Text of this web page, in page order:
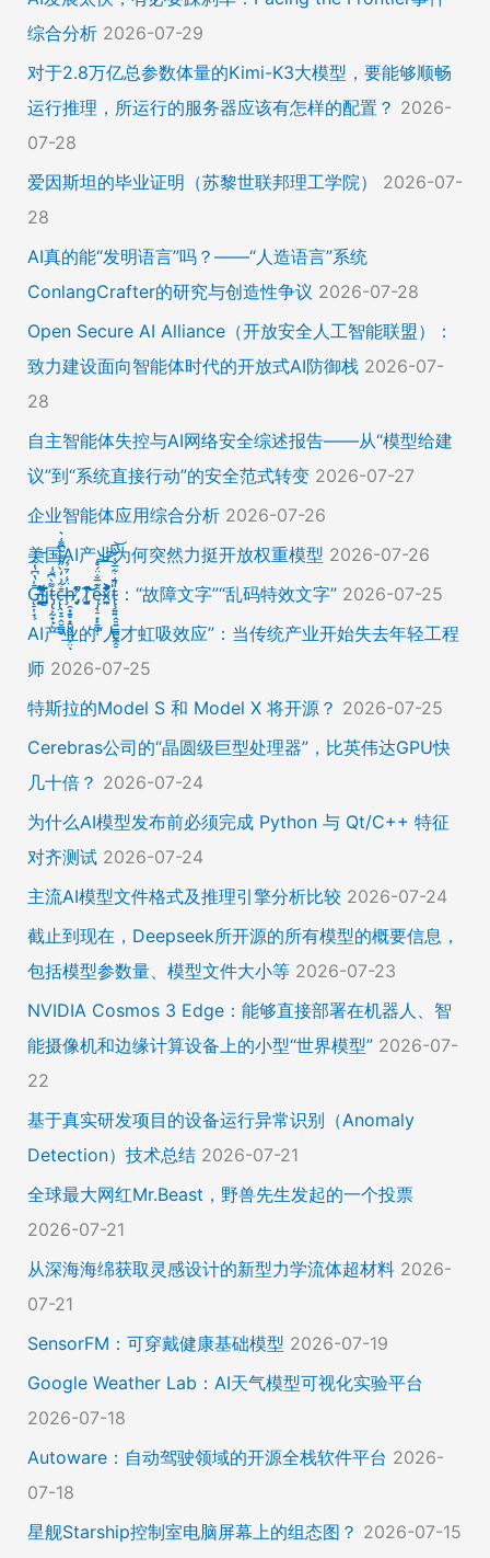
综合分析 2026-07-29
对于2.8万亿总参数体量的Kimi-K3大模型，要能够顺畅
运行推理，所运行的服务器应该有怎样的配置？ 2026-
07-28
爱因斯坦的毕业证明（苏黎世联邦理工学院）
2026-07-
28
AI真的能“发明语言”吗？——“人造语言”系统
ConlangCrafter的研究与创造性争议 2026-07-28
Open Secure AI Alliance（开放安全人工智能联盟）：
致力建设面向智能体时代的开放式AI防御栈 2026-07-
28
自主智能体失控与AI网络安全综述报告——从“模型给建
议”到“系统直接行动”的安全范式转变 2026-07-27
企业智能体应用综合分析 2026-07-26
美国AI产业为何突然力挺开放权重模型 2026-07-26
Ḡ̵̨̠͎̘͕̍̔͆̔͋͑͠ļ̸͍͈͉̞̊̑̃̉̔̍̾̈̚į̵̡̙̯͇̲̱̯̱̒͂͋̄t̴̡̢͕̰̟̙͌̀͆̐͑c̶̨̢̤̞̠̭̮̳̼̠̄͋͗̒̀̋͂͌̃͆͌͑͛ḩ̶̯͙̱̥̟̱̘͖̱̤͕̤̈́͑́̄̉́ͅ ̸̡̡̛̜̣̝̓̀͛̇̂̚T̸̗̞̰̪̤̭͙̹͆̽̌̀̾͝͝ę̴̡̣̠͙̙̱̼̬̣̑͊̅̐̈́̊͠͝͠x̴̪̫͎̓͗͐̃̄̐̀͋͛͐t̴̢̧͍͍̭̠͍̳͚̫̼̭̠̎̋͑͋̅̌͑̌̏͆͘̚͝：“故障文字”“乱码特效文字” 2026-07-25
AI产业的“人才虹吸效应”：当传统产业开始失去年轻工程
师 2026-07-25
特斯拉的Model S 和 Model X 将开源？ 2026-07-25
Cerebras公司的“晶圆级巨型处理器”，比英伟达GPU快
几十倍？ 2026-07-24
为什么AI模型发布前必须完成 Python 与 Qt/C++ 特征
对齐测试 2026-07-24
主流AI模型文件格式及推理引擎分析比较 2026-07-24
截止到现在，Deepseek所开源的所有模型的概要信息，
包括模型参数量、模型文件大小等 2026-07-23
NVIDIA Cosmos 3 Edge：能够直接部署在机器人、智
能摄像机和边缘计算设备上的小型“世界模型” 2026-07-
22
基于真实研发项目的设备运行异常识别（Anomaly
Detection）技术总结 2026-07-21
全球最大网红Mr.Beast，野兽先生发起的一个投票
2026-07-21
从深海海绵获取灵感设计的新型力学流体超材料 2026-
07-21
SensorFM：可穿戴健康基础模型 2026-07-19
Google Weather Lab：AI天气模型可视化实验平台
2026-07-18
Autoware：自动驾驶领域的开源全栈软件平台 2026-
07-18
星舰Starship控制室电脑屏幕上的组态图？ 2026-07-15